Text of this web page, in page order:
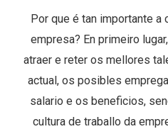
Por que é tan importante a
empresa? En primeiro
atraer e reter os mellores
actual, os posibles
salario e os beneficios,
cultura de traballo da